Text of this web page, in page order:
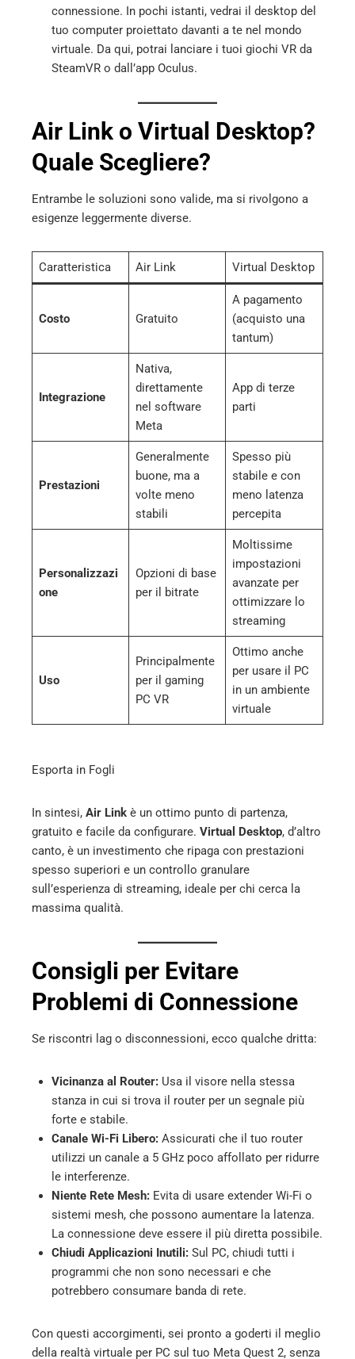
connessione. In pochi istanti, vedrai il desktop del
tuo computer proiettato davanti a te nel mondo
virtuale. Da qui, potrai lanciare i tuoi giochi VR da
SteamVR o dall’app Oculus.
Air Link o Virtual Desktop?
Quale Scegliere?
Entrambe le soluzioni sono valide, ma si rivolgono a
esigenze leggermente diverse.
Caratteristica Air Link Virtual Desktop
Costo Gratuito
A pagamento
(acquisto una
tantum)
Integrazione
Nativa,
direttamente
nel software
Meta
App di terze
parti
Prestazioni
Generalmente
buone, ma a
volte meno
stabili
Spesso più
stabile e con
meno latenza
percepita
Personalizzazi
one
Opzioni di base
per il bitrate
Moltissime
impostazioni
avanzate per
ottimizzare lo
streaming
Uso
Principalmente
per il gaming
PC VR
Ottimo anche
per usare il PC
in un ambiente
virtuale
Esporta in Fogli
In sintesi, Air Link è un ottimo punto di partenza,
gratuito e facile da configurare. Virtual Desktop, d’altro
canto, è un investimento che ripaga con prestazioni
spesso superiori e un controllo granulare
sull’esperienza di streaming, ideale per chi cerca la
massima qualità.
Consigli per Evitare
Problemi di Connessione
Se riscontri lag o disconnessioni, ecco qualche dritta:
Vicinanza al Router: Usa il visore nella stessa
stanza in cui si trova il router per un segnale più
forte e stabile.
Canale Wi-Fi Libero: Assicurati che il tuo router
utilizzi un canale a 5 GHz poco affollato per ridurre
le interferenze.
Niente Rete Mesh: Evita di usare extender Wi-Fi o
sistemi mesh, che possono aumentare la latenza.
La connessione deve essere il più diretta possibile.
Chiudi Applicazioni Inutili: Sul PC, chiudi tutti i
programmi che non sono necessari e che
potrebbero consumare banda di rete.
Con questi accorgimenti, sei pronto a goderti il meglio
della realtà virtuale per PC sul tuo Meta Quest 2, senza